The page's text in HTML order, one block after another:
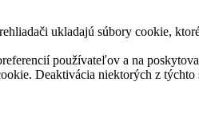
ukladajú súbory cookie,
používateľov a na
Deaktivácia niektorých z